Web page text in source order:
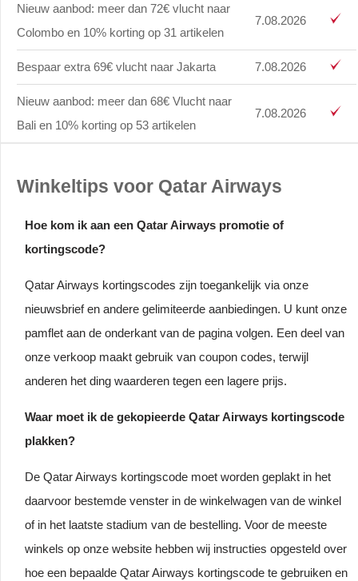
Nieuw aanbod: meer dan 72€ vlucht naar
Colombo en 10% korting op 31 artikelen
7.08.2026
Bespaar extra 69€ vlucht naar Jakarta 7.08.2026
Nieuw aanbod: meer dan 68€ Vlucht naar
Bali en 10% korting op 53 artikelen
7.08.2026
Winkeltips voor Qatar Airways
Hoe kom ik aan een Qatar Airways promotie of
kortingscode?
Qatar Airways kortingscodes zijn toegankelijk via onze
nieuwsbrief en andere gelimiteerde aanbiedingen. U kunt onze
pamflet aan de onderkant van de pagina volgen. Een deel van
onze verkoop maakt gebruik van coupon codes, terwijl
anderen het ding waarderen tegen een lagere prijs.
Waar moet ik de gekopieerde Qatar Airways kortingscode
plakken?
De Qatar Airways kortingscode moet worden geplakt in het
daarvoor bestemde venster in de winkelwagen van de winkel
of in het laatste stadium van de bestelling. Voor de meeste
winkels op onze website hebben wij instructies opgesteld over
hoe een bepaalde Qatar Airways kortingscode te gebruiken en